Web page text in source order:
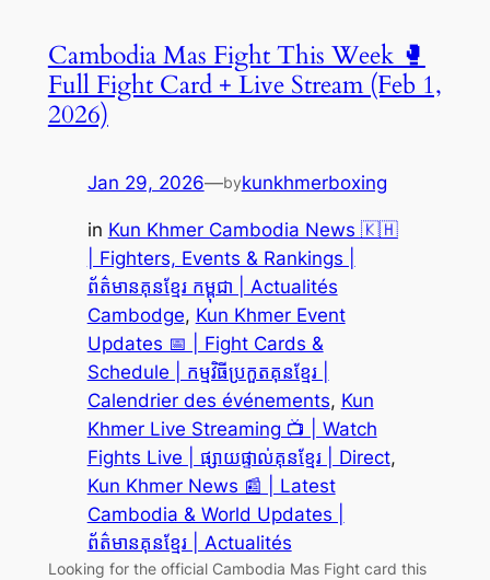
Cambodia Mas Fight This Week 🥊
Full Fight Card + Live Stream (Feb 1,
2026)
Jan 29, 2026—bykunkhmerboxing
in Kun Khmer Cambodia News 🇰🇭
| Fighters, Events & Rankings |
ព័ត៌មានគុនខ្មែរ កម្ពុជា | Actualités
Cambodge, Kun Khmer Event
Updates 📅 | Fight Cards &
Schedule | កម្មវិធីប្រកួតគុនខ្មែរ |
Calendrier des événements, Kun
Khmer Live Streaming 📺 | Watch
Fights Live | ផ្សាយផ្ទាល់គុនខ្មែរ | Direct
Kun Khmer News 📰 | Latest
Cambodia & World Updates |
ព័ត៌មានគុនខ្មែរ | Actualités
Looking for the official Cambodia Mas Fight card this